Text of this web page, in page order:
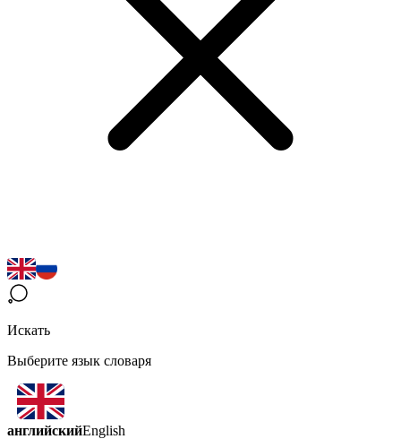
Искать
Выберите язык словаря
английскийEnglish